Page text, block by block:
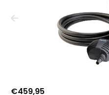
€459,95